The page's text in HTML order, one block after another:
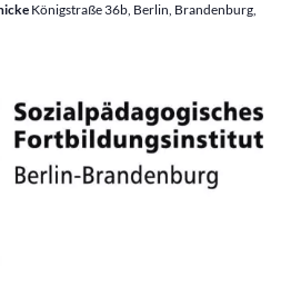
Königstraße 36b, Berlin, Brandenburg,